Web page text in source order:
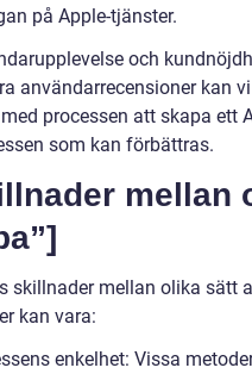
på Apple-tjänster.
och
användarrecensioner kan
processen att skapa ett
som kan förbättras.
mellan
skillnader mellan olika sätt
kan vara:
enkelhet: Vissa